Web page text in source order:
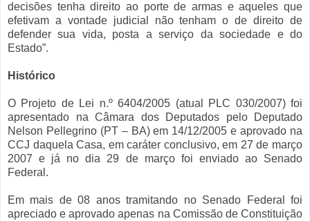
decisões tenha direito ao porte de armas e aqueles que
efetivam a vontade judicial não tenham o de direito de
defender sua vida, posta a serviço da sociedade e do
Estado”.
Histórico
O Projeto de Lei n.º 6404/2005 (atual PLC 030/2007) foi
apresentado na Câmara dos Deputados pelo Deputado
Nelson Pellegrino (PT – BA) em 14/12/2005 e aprovado na
CCJ daquela Casa, em caráter conclusivo, em 27 de março
2007 e já no dia 29 de março foi enviado ao Senado
Federal.
Em mais de 08 anos tramitando no Senado Federal foi
apreciado e aprovado apenas na Comissão de Constituição